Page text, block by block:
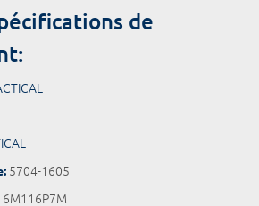
de
5704-1605